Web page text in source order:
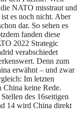
NATO misstraut und
es noch nicht. Aber
dar. So sehen es
fanden diese
2022 Strategic
verabschiedet
Denn zum
erwähnt – und zwar
Im letzten
China keine Rede.
des 16seitigen
14 wird China direkt